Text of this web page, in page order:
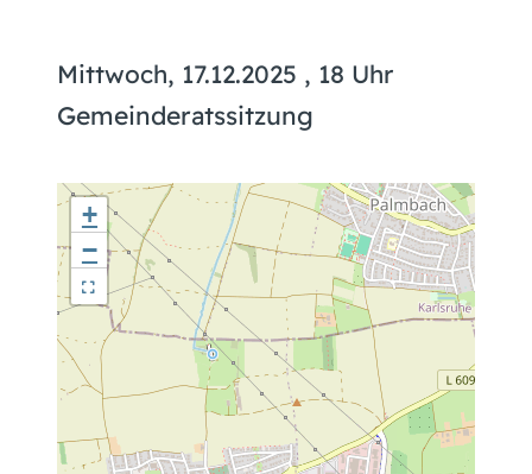
Mittwoch, 17.12.2025 , 18 Uhr
Gemeinderatssitzung
+
−